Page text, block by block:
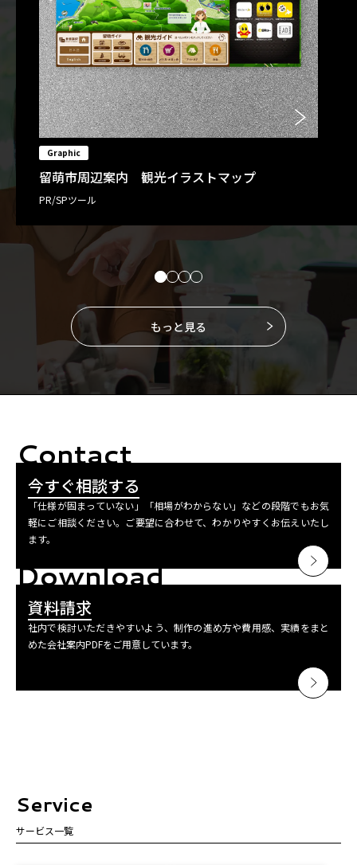
Graphic
留萌市周辺案内 観光イラストマップ
PR/SPツール
もっと見る
Contact
今すぐ相談する
「仕様が固まっていない」「相場がわからない」などの段階でもお気
軽にご相談ください。ご要望に合わせて、わかりやすくお伝えいたし
ます。
Download
資料請求
社内で検討いただきやすいよう、制作の進め方や費用感、実績をまと
めた会社案内PDFをご用意しています。
Service
サービス一覧